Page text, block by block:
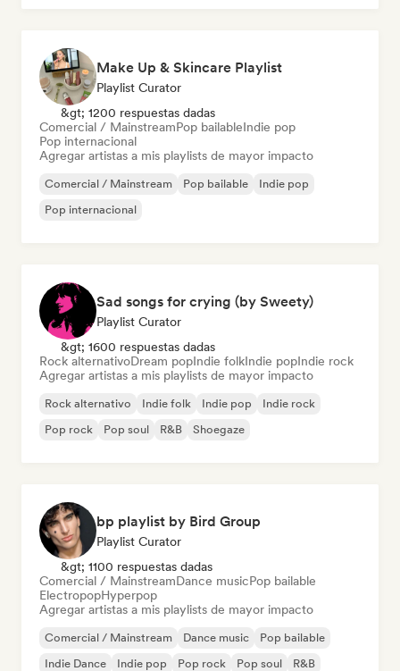
Make Up & Skincare Playlist
Playlist Curator
&gt; 1200 respuestas dadas
Comercial / MainstreamPop bailableIndie pop
Pop internacional
Agregar artistas a mis playlists de mayor impacto
Comercial / Mainstream Pop bailable
Indie pop
Pop internacional
Sad songs for crying (by Sweety)
Playlist Curator
&gt; 1600 respuestas dadas
Rock alternativoDream popIndie folkIndie popIndie rock
Agregar artistas a mis playlists de mayor impacto
Rock alternativo Indie folk Indie pop
Indie rock
Pop rock
Pop soul R&B Shoegaze
bp playlist by Bird Group
Playlist Curator
&gt; 1100 respuestas dadas
Comercial / MainstreamDance musicPop bailable
ElectropopHyperpop
Agregar artistas a mis playlists de mayor impacto
Comercial / Mainstream Dance music
Pop bailable
Indie Dance
Indie pop Pop rock Pop soul R&B